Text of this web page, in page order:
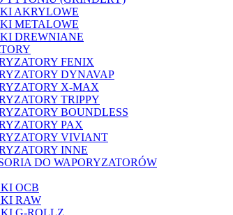
AKRYLOWE
METALOWE
DREWNIANE
FENIX
DYNAVAP
X-MAX
TRIPPY
BOUNDLESS
PAX
VIVIANT
INNE
DO WAPORYZATORÓW
OCB
RAW
G-ROLLZ